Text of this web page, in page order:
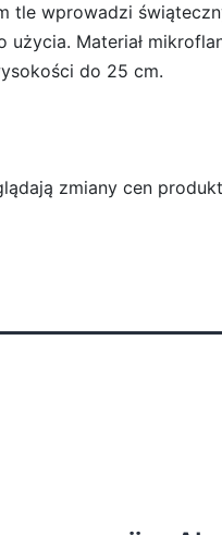
tle wprowadzi
użycia. Materiał
do 25 cm.
zmiany cen